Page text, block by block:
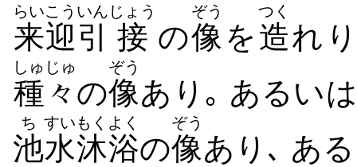
来迎
らいこう
引
いん
接
じょう
の像
ぞう
を 造
つく
れ
種々
しゅじゅ
の像
ぞう
あり｡ あるいは
池
ち
水
すい
沐浴
もくよく
の像
ぞう
あり､ あ